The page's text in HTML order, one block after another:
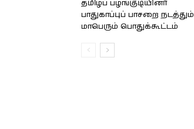
தமிழ்ப் பழங்குடியினர்
பாதுகாப்புப் பாசறை நடத்தும்
மாபெரும் பொதுக்கூட்டம்